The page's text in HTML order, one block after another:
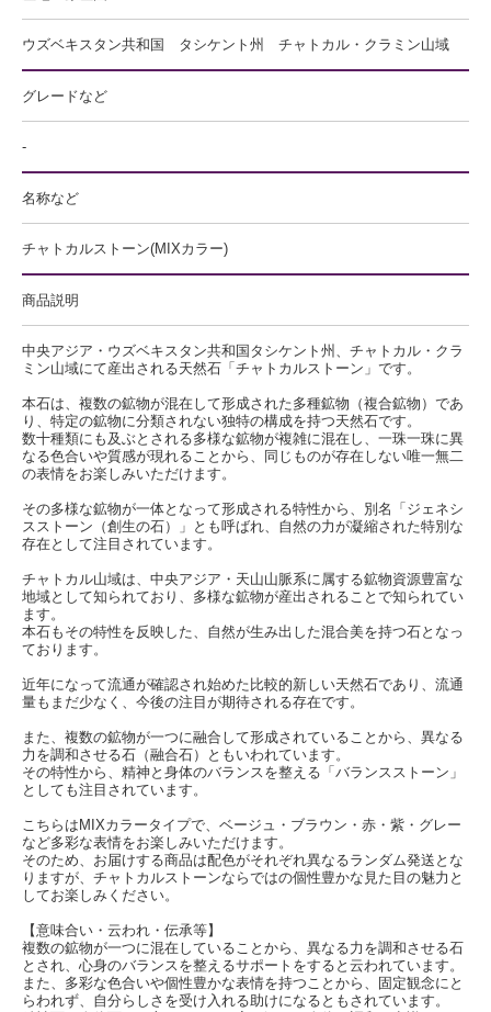
ウズベキスタン共和国 タシケント州 チャトカル・クラミン山域
グレードなど
-
名称など
チャトカルストーン(MIXカラー)
商品説明
中央アジア・ウズベキスタン共和国タシケント州、チャトカル・クラ
ミン山域にて産出される天然石「チャトカルストーン」です。
本石は、複数の鉱物が混在して形成された多種鉱物（複合鉱物）であ
り、特定の鉱物に分類されない独特の構成を持つ天然石です。
数十種類にも及ぶとされる多様な鉱物が複雑に混在し、一珠一珠に異
なる色合いや質感が現れることから、同じものが存在しない唯一無二
の表情をお楽しみいただけます。
その多様な鉱物が一体となって形成される特性から、別名「ジェネシ
スストーン（創生の石）」とも呼ばれ、自然の力が凝縮された特別な
存在として注目されています。
チャトカル山域は、中央アジア・天山山脈系に属する鉱物資源豊富な
地域として知られており、多様な鉱物が産出されることで知られてい
ます。
本石もその特性を反映した、自然が生み出した混合美を持つ石となっ
ております。
近年になって流通が確認され始めた比較的新しい天然石であり、流通
量もまだ少なく、今後の注目が期待される存在です。
また、複数の鉱物が一つに融合して形成されていることから、異なる
力を調和させる石（融合石）ともいわれています。
その特性から、精神と身体のバランスを整える「バランスストーン」
としても注目されています。
こちらはMIXカラータイプで、ベージュ・ブラウン・赤・紫・グレー
など多彩な表情をお楽しみいただけます。
そのため、お届けする商品は配色がそれぞれ異なるランダム発送とな
りますが、チャトカルストーンならではの個性豊かな見た目の魅力と
してお楽しみください。
【意味合い・云われ・伝承等】
複数の鉱物が一つに混在していることから、異なる力を調和させる石
とされ、心身のバランスを整えるサポートをすると云われています。
また、多彩な色合いや個性豊かな表情を持つことから、固定観念にと
らわれず、自分らしさを受け入れる助けになるともされています。